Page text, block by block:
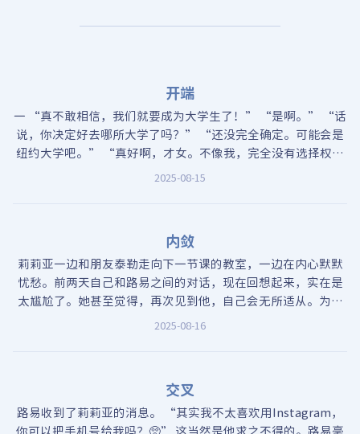
开端
一 “真不敢相信，我们就要成为大学生了！” “是啊。” “话
说，你决定好去哪所大学了吗？” “还没完全确定。可能会是
纽约大学吧。” “真好啊，才女。不像我，完全没有选择权。
谁要我就去哪儿！” “说话真夸张。” “才没有呢，我们的高
2025-08-15
内敛
莉莉亚一边和朋友泰勒走向下一节课的教室，一边在内心默默
忧愁。前两天自己和路易之间的对话，现在回想起来，实在是
太尴尬了。她甚至觉得，再次见到他，自己会无所适从。为了
避免不必要的尴尬，她这两天上楼都要踮着脚尖，生怕发出一
2025-08-16
交叉
路易收到了莉莉亚的消息。 “其实我不太喜欢用Instagram，
你可以把手机号给我吗？🥺” 这当然是他求之不得的。路易毫